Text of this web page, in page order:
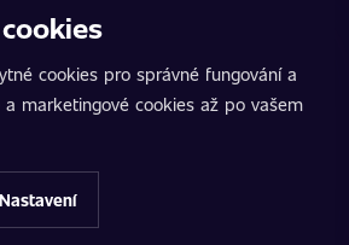
známka Petra Kučery. Úpravy, které
k provozu na pozemních komunikacích.
vždy konkrétní provozovatel
cookies pro správné fungování a
marketingové cookies až po vašem
Nastavení